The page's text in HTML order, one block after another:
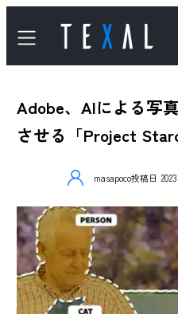
Adobe、AIによる写
させる「Project
masapoco投稿日